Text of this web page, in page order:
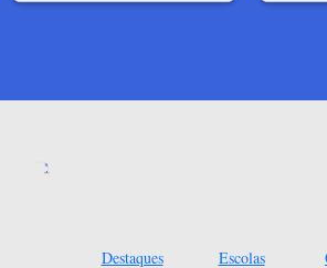
Destaques Escolas